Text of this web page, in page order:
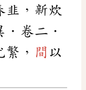
韭，新炊
卷二．
， 間 以